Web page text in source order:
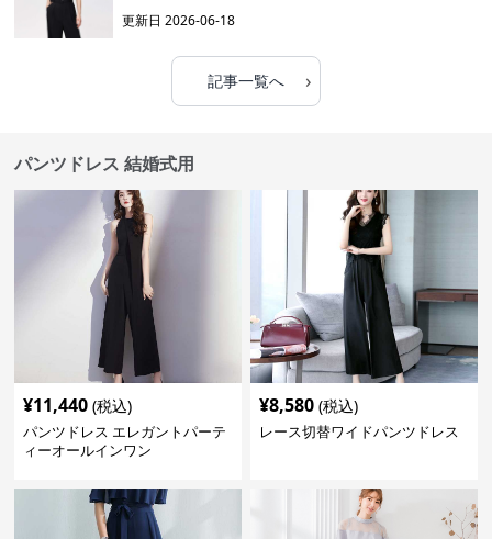
更新日2026-06-18
記事一覧へ ›
パンツドレス 結婚式用
¥11,440 (税込)
パンツドレス エレガントパーテ
ィーオールインワン
¥8,580 (税込)
レース切替ワイドパンツドレス